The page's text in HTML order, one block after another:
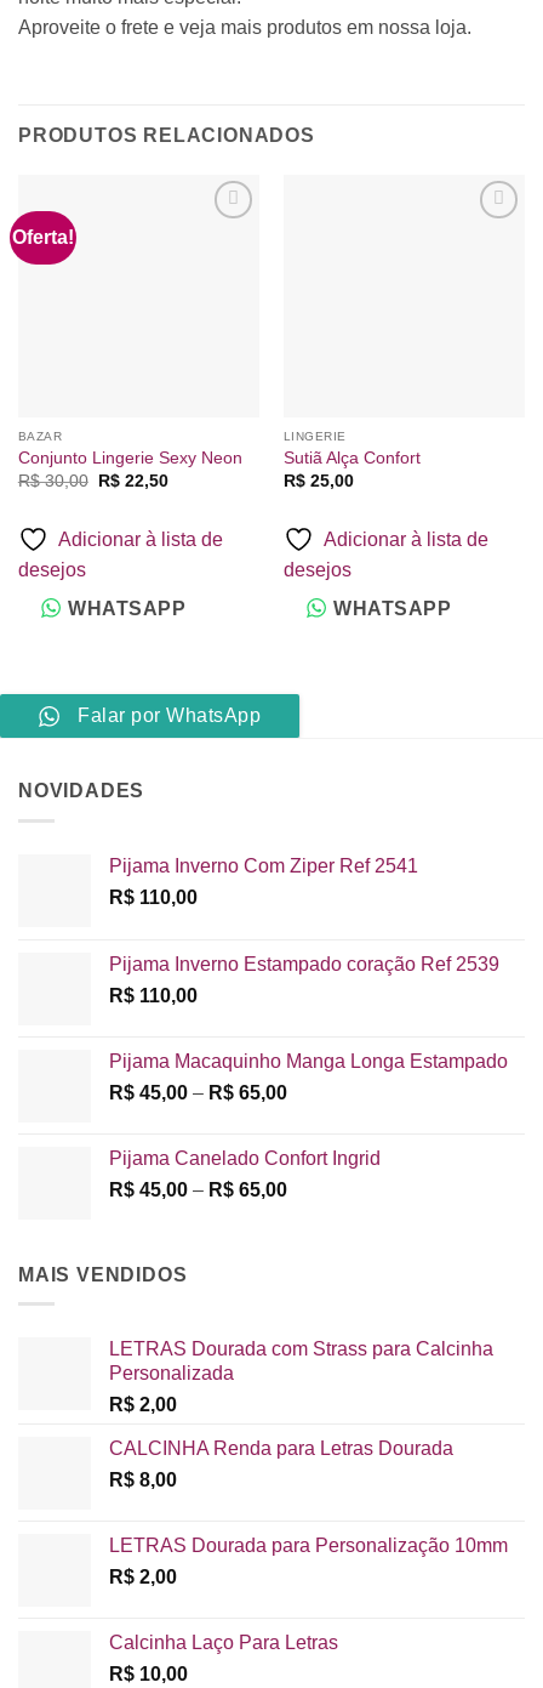
Aproveite o frete e veja mais produtos em nossa loja.
PRODUTOS RELACIONADOS
Oferta!
BAZAR
Conjunto Lingerie Sexy Neon
R$30,00
O
R$ 30,00.
R$22,50O
R$ 22,50.
Adicionar à lista de
desejos
WHATSAPP
LINGERIE
Sutiã Alça Confort
R$25,00
Adicionar à lista de
desejos
WHATSAPP
Falar por WhatsApp
NOVIDADES
Pijama Inverno Com Ziper Ref 2541
R$ 110,00
Pijama Inverno Estampado coração Ref 2539
R$ 110,00
Pijama Macaquinho Manga Longa Estampado
R$ 45,00 – R$ 65,00Faixa
R$ 45,00
através
Pijama Canelado Confort Ingrid
R$ 45,00 – R$ 65,00Faixa
MAIS VENDIDOS
LETRAS Dourada com Strass para Calcinha
Personalizada
R$ 2,00
CALCINHA Renda para Letras Dourada
R$ 8,00
LETRAS Dourada para Personalização 10mm
R$ 2,00
Calcinha Laço Para Letras
R$ 10,00